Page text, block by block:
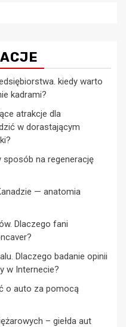
kiedy warto
kadrami?
atrakcje dla
w dorastającym
na regenerację
— anatomia
Dlaczego fani
Dlaczego badanie opinii
w Internecie?
o auto za pomocą
– giełda aut